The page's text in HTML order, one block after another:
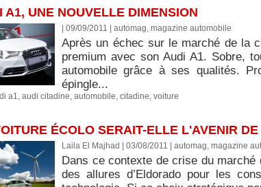
A1, UNE NOUVELLE DIMENSION
| 09/09/2011 automag, magazine automobile
Après un échec sur le marché de la
premium avec son Audi A1. Sobre,
automobile grâce à ses qualités.
épingle...
a1, audi citadine, automobile, citadine, voiture
ÉCOLO SERAIT-ELLE L'AVENIR
Laila El Majhad | 03/08/2011 automag, magazine
Dans ce contexte de crise du marché
des allures d’Eldorado pour les